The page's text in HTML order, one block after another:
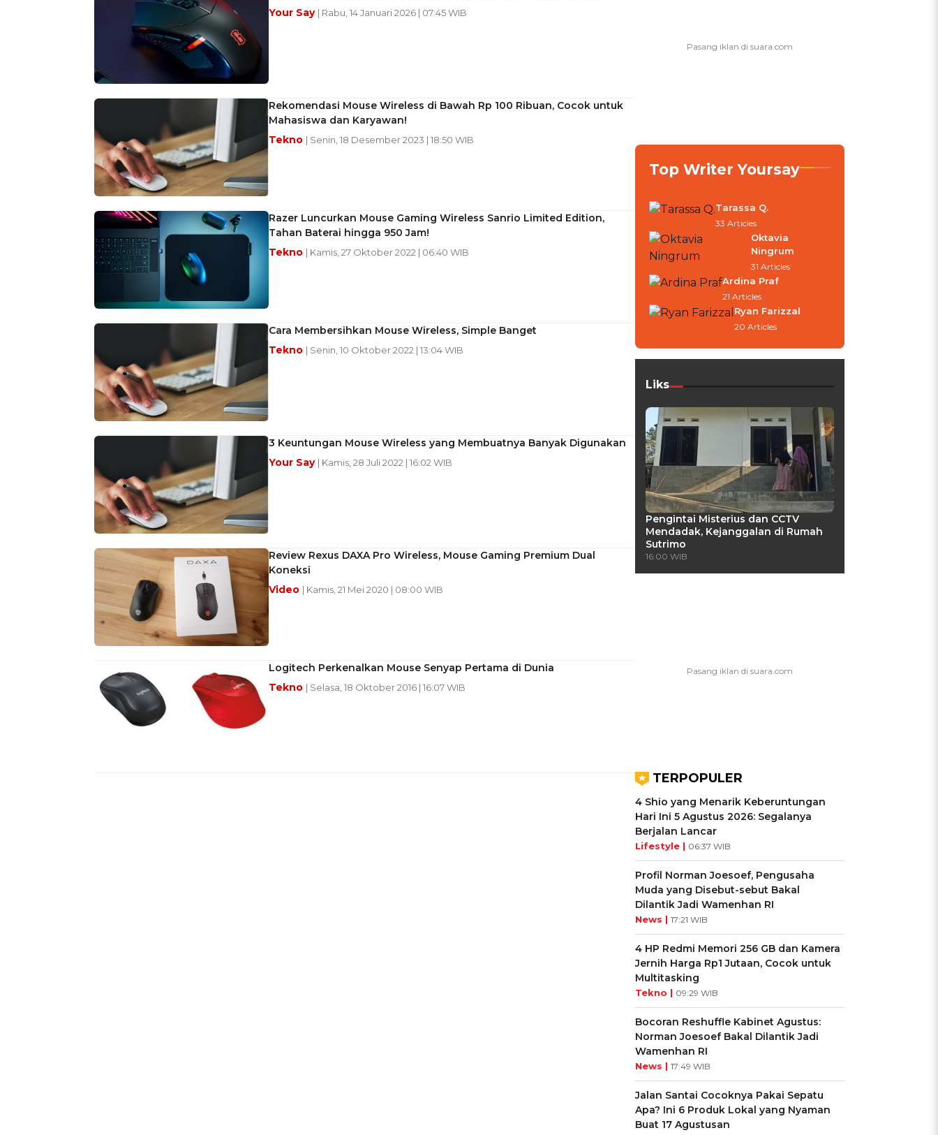
Your Say | Rabu, 14 Januari 2026 | 07:45 WIB
Rekomendasi Mouse Wireless di Bawah Rp 100 Ribuan, Cocok untuk
Mahasiswa dan Karyawan!
Tekno | Senin, 18 Desember 2023 | 18:50 WIB
Razer Luncurkan Mouse Gaming Wireless Sanrio Limited Edition,
Tahan Baterai hingga 950 Jam!
Tekno | Kamis, 27 Oktober 2022 | 06:40 WIB
Cara Membersihkan Mouse Wireless, Simple Banget
Tekno | Senin, 10 Oktober 2022 | 13:04 WIB
3 Keuntungan Mouse Wireless yang Membuatnya Banyak Digunakan
Your Say | Kamis, 28 Juli 2022 | 16:02 WIB
Review Rexus DAXA Pro Wireless, Mouse Gaming Premium Dual
Koneksi
Video | Kamis, 21 Mei 2020 | 08:00 WIB
Logitech Perkenalkan Mouse Senyap Pertama di Dunia
Tekno | Selasa, 18 Oktober 2016 | 16:07 WIB
Top Writer Yoursay
Tarassa Q.
33 Articles
Oktavia
Ningrum
31 Articles
Ardina Praf
21 Articles
Ryan Farizzal
20 Articles
Liks
Pengintai Misterius dan CCTV
Mendadak, Kejanggalan di Rumah
Sutrimo
16:00 WIB
TERPOPULER
4 Shio yang Menarik Keberuntungan
Hari Ini 5 Agustus 2026: Segalanya
Berjalan Lancar
Lifestyle | 06:37 WIB
Profil Norman Joesoef, Pengusaha
Muda yang Disebut-sebut Bakal
Dilantik Jadi Wamenhan RI
News | 17:21 WIB
4 HP Redmi Memori 256 GB dan Kamera
Jernih Harga Rp1 Jutaan, Cocok untuk
Multitasking
Tekno | 09:29 WIB
Bocoran Reshuffle Kabinet Agustus:
Norman Joesoef Bakal Dilantik Jadi
Wamenhan RI
News | 17:49 WIB
Jalan Santai Cocoknya Pakai Sepatu
Apa? Ini 6 Produk Lokal yang Nyaman
Buat 17 Agustusan